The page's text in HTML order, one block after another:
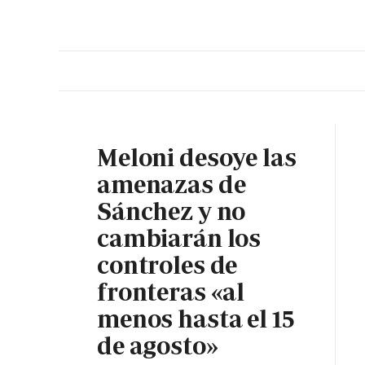
Meloni desoye las
amenazas de
Sánchez y no
cambiarán los
controles de
fronteras «al
menos hasta el 15
de agosto»